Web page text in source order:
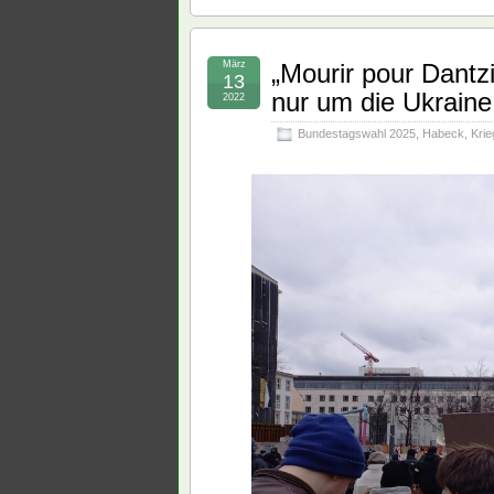
„Mourir pour
nur um die
Bundestagswahl 2025 Habeck
März
13
2022